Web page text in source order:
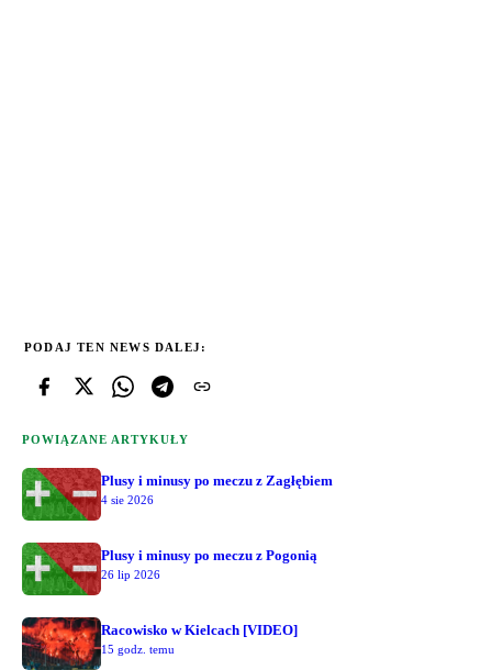
PODAJ TEN NEWS DALEJ:
POWIĄZANE ARTYKUŁY
Plusy i minusy po meczu z Zagłębiem
4 sie 2026
Plusy i minusy po meczu z Pogonią
26 lip 2026
Racowisko w Kielcach [VIDEO]
15 godz. temu